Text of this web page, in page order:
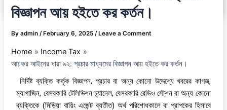
বিজ্ঞাপন আয় হইতে কর কর্তন।
Byadmin/ February 6, 2025/ Leave a Comment
Home
Income Tax
আয়কর আইনের ধারা ৯২: প্রচার মাধ্যমের বিজ্ঞাপন আয় হইতে কর কর্তন।
নির্দিষ্ট ব্যক্তি কর্তৃক বিজ্ঞাপন, প্রচার বা অন্য কোনো উদ্দেশ্যে খবরের কাগজ,
ম্যাগাজিন, বেসরকারি টেলিভিশন চ্যানেল, বেসরকারি রেডিও স্টেশন বা অন্য কোনো
ব্যক্তিকে (মিডিয়া বায়িং এজেন্ট ব্যতীত) অর্থ পরিশোধকালে বা প্রাপকের হিসাবে